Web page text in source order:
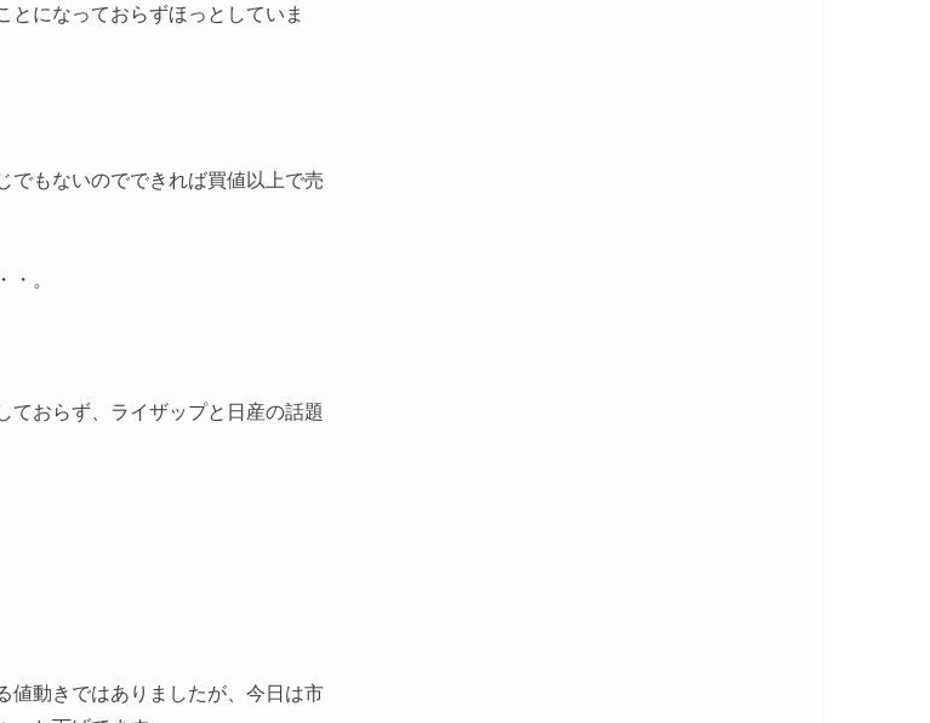
とになっておらずほっとしていま
でもないのでできれば買値以上で売
。
ておらず、ライザップと日産の話題
値動きではありましたが、今日は市